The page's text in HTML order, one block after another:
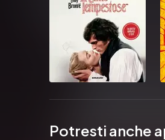
Potresti anche